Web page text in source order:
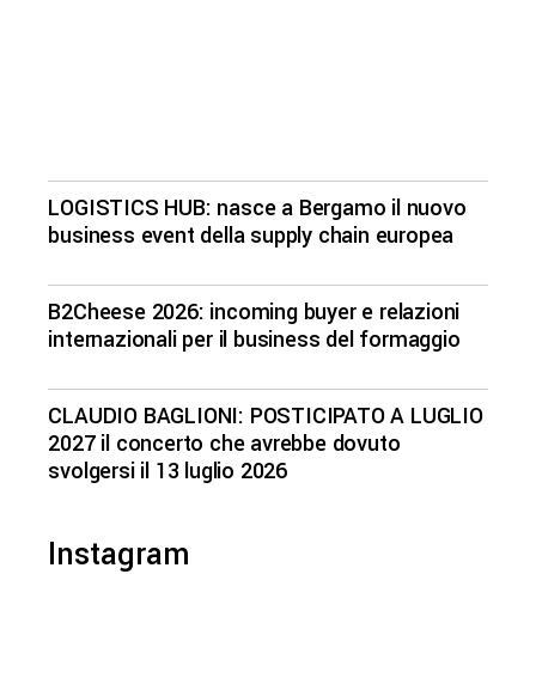
LOGISTICS HUB: nasce a Bergamo il nuovo
business event della supply chain europea
B2Cheese 2026: incoming buyer e relazioni
internazionali per il business del formaggio
CLAUDIO BAGLIONI: POSTICIPATO A LUGLIO
2027 il concerto che avrebbe dovuto
svolgersi il 13 luglio 2026
Instagram